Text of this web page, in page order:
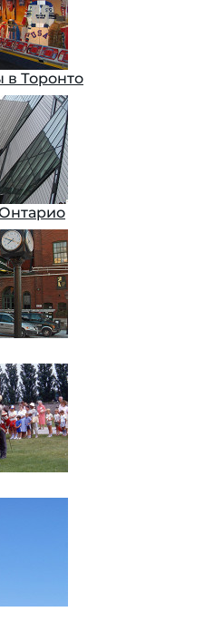
в Торонто